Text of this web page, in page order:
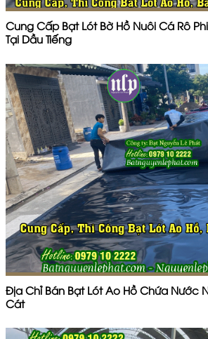
Cung Cấp Bạt Lót Bờ Hồ Nuôi Cá Rô
Tại Dầu Tiếng
Địa Chỉ Bán Bạt Lót Ao Hồ Chứa Nước
Cát